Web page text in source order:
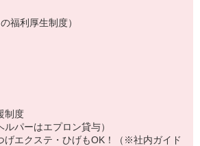
福利厚生制度）
制度
パーはエプロン貸与）
エクステ・ひげもOK！（※社内ガイド